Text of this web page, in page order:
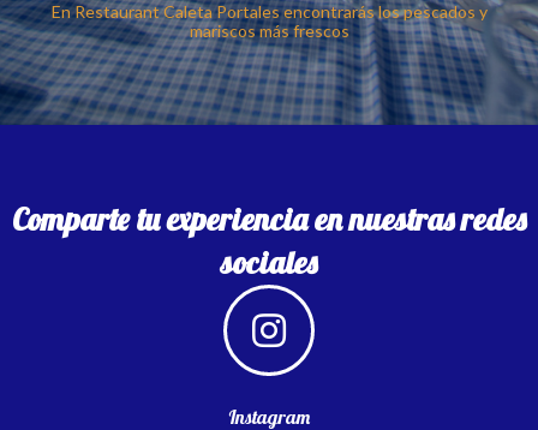
En Restaurant Caleta Portales encontrarás los pescados y
mariscos más frescos
Comparte tu experiencia en nuestras redes
sociales
Instagram